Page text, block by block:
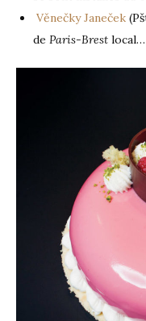
Věnečky Janeček
de Paris-Brest local…